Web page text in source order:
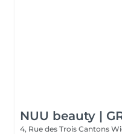
NUU beauty |
4, Rue des Trois Cantons